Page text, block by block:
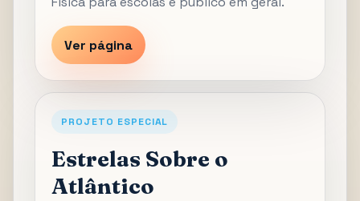
Ver página
PROJETO ESPECIAL
Estrelas Sobre o
Atlântico